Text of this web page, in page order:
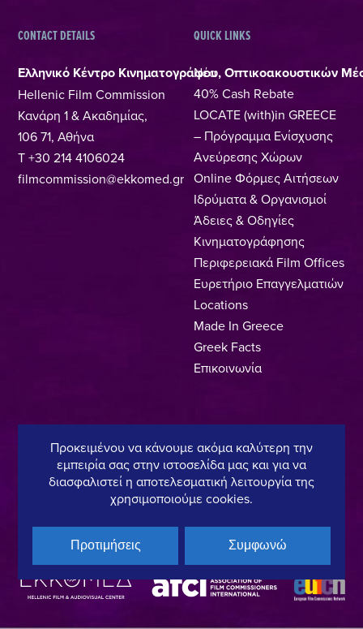
CONTACT DETAILS
Ελληνικό Κέντρο Κινηματογράφου, Οπτικοακουστικών
Hellenic Film Commission
Κανάρη 1 & Ακαδημίας,
106 71, Αθήνα
T +30 214 4106024
filmcommission@ekkomed.gr
QUICK LINKS
Νέα
40% Cash Rebate
LOCATE (with)in GREECE
– Πρόγραμμα Ενίσχυσης
Ανεύρεσης Χώρων
Online Φόρμες Αιτήσεων
Ιδρύματα & Οργανισμοί
Άδειες & Οδηγίες
Κινηματογράφησης
Περιφερειακά Film Offices
Ευρετήριο Επαγγελματιών
Locations
Made In Greece
Greek Facts
Επικοινωνία
Πολιτική Απορρήτου Όροι Χρήσης Πολιτική Cookies
Copyright © 2025, Hellenic Film & Audiovisual Center
Υπό τη διεύθυνση του:
Προκειμένου να κάνουμε ακόμα καλύτερη την
εμπειρία σας στην ιστοσελίδα μας και για να
διασφαλιστεί η αποτελεσματική λειτουργία της
χρησιμοποιούμε cookies.
Προτιμήσεις Συμφωνώ